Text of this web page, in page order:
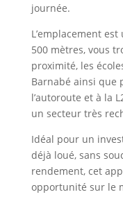
journée.
L’emplacement
500 mètres, vous
proximité, les
Barnabé ainsi que
l’autoroute et à la
un secteur très
Idéal pour un
déjà loué, sans
rendement, cet
opportunité sur le